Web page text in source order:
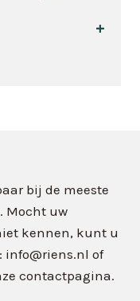
+
bij de meeste
Mocht uw
kennen, kunt u
info@riens.nl of
contactpagina.